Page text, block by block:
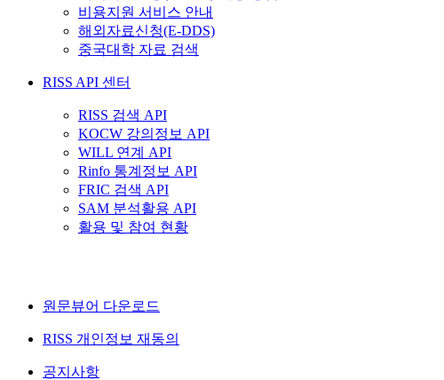
비용지원 서비스 안내
해외자료신청(E-DDS)
중국대학 자료 검색
RISS API 센터
RISS 검색 API
KOCW 강의정보 API
WILL 연계 API
Rinfo 통계정보 API
FRIC 검색 API
SAM 분석활용 API
활용 및 참여 현황
원문뷰어 다운로드
RISS 개인정보 재동의
공지사항